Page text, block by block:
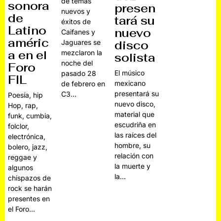
sonora
de
Latino
améric
a en el
Foro
FIL
Poesía, hip
Hop, rap,
funk, cumbia,
folclor,
electrónica,
bolero, jazz,
reggae y
algunos
chispazos de
rock se harán
presentes en
el Foro…
nuevos y
éxitos de
Caifanes y
Jaguares se
mezclaron la
noche del
pasado 28
de febrero en
C3…
presen
tará su
nuevo
disco
solista
El músico
mexicano
presentará su
nuevo disco,
material que
escudriña en
las raíces del
hombre, su
relación con
la muerte y
la…